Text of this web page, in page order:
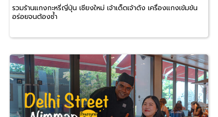
รวมร้านแกงกะหรี่ญี่ปุ่น เชียงใหม่ เจ้าเด็ดเจ้าดัง เครื่องแกงเข้มข้น
อร่อยจนต้องซ้ำ